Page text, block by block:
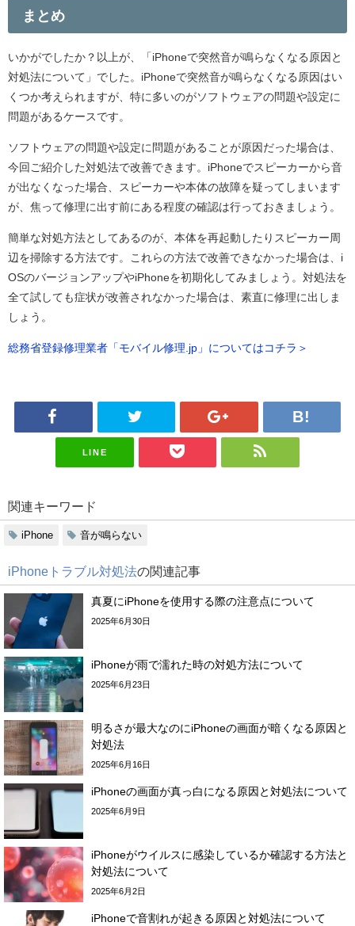
まとめ
いかがでしたか？以上が、「iPhoneで突然音が鳴らなくなる原因と
対処法について」でした。iPhoneで突然音が鳴らなくなる原因はい
くつか考えられますが、特に多いのがソフトウェアの問題や設定に
問題があるケースです。
ソフトウェアの問題や設定に問題があることが原因だった場合は、
今回ご紹介した対処法で改善できます。iPhoneでスピーカーから音
が出なくなった場合、スピーカーや本体の故障を疑ってしまいます
が、焦って修理に出す前にある程度の確認は行っておきましょう。
簡単な対処方法としてあるのが、本体を再起動したりスピーカー周
辺を掃除する方法です。これらの方法で改善できなかった場合は、i
OSのバージョンアップやiPhoneを初期化してみましょう。対処法を
全て試しても症状が改善されなかった場合は、素直に修理に出しま
しょう。
総務省登録修理業者「モバイル修理.jp」についてはコチラ＞
LINE
関連キーワード
iPhone 音が鳴らない
iPhoneトラブル対処法の関連記事
真夏にiPhoneを使用する際の注意点について
2025年6月30日
iPhoneが雨で濡れた時の対処方法について
2025年6月23日
明るさが最大なのにiPhoneの画面が暗くなる原因と
対処法
2025年6月16日
iPhoneの画面が真っ白になる原因と対処法について
2025年6月9日
iPhoneがウイルスに感染しているか確認する方法と
対処法について
2025年6月2日
iPhoneで音割れが起きる原因と対処法について